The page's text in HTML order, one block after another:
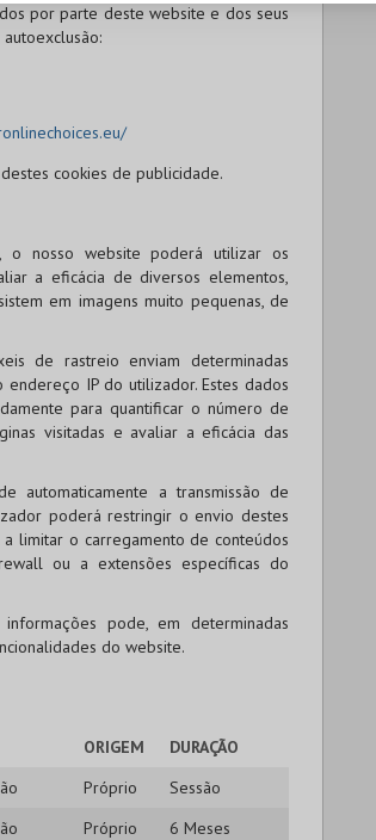
por parte deste website e dos seus
cookies de publicidade.
o nosso website poderá utilizar os
a eficácia de diversos elementos,
em imagens muito pequenas, de
de rastreio enviam determinadas
IP do utilizador. Estes dados
para quantificar o número de
visitadas e avaliar a eficácia das
automaticamente a transmissão de
poderá restringir o envio destes
limitar o carregamento de conteúdos
ou a extensões específicas do
pode, em determinadas
do website.
ORIGEM
DURAÇÃO
Próprio
Sessão
Próprio
6 Meses